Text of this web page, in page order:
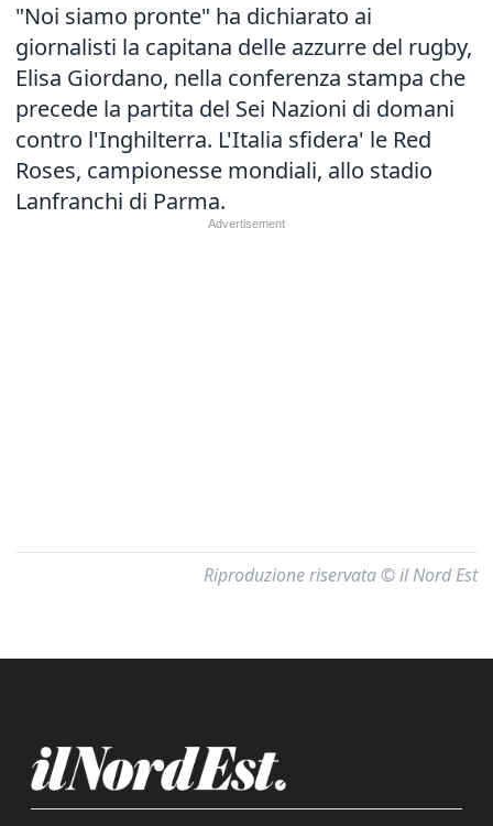
"Noi siamo pronte" ha dichiarato ai
giornalisti la capitana delle azzurre del rugby,
Elisa Giordano, nella conferenza stampa che
precede la partita del Sei Nazioni di domani
contro l'Inghilterra. L'Italia sfidera' le Red
Roses, campionesse mondiali, allo stadio
Lanfranchi di Parma.
Riproduzione riservata © il Nord Est